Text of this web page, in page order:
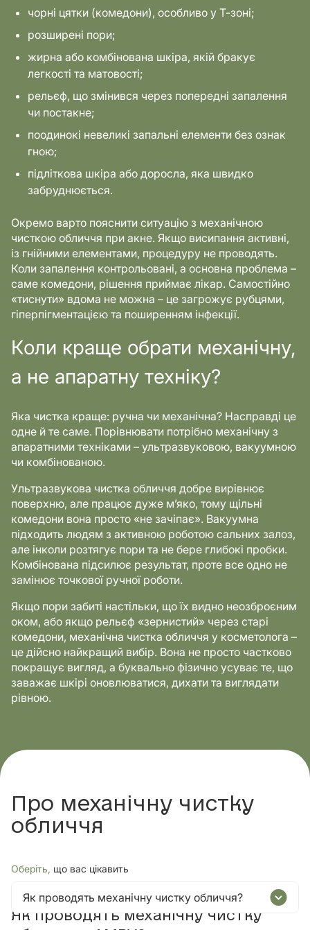
чорні цятки (комедони), особливо у Т-зоні;
розширені пори;
жирна або комбінована шкіра, якій бракує
легкості та матовості;
рельєф, що змінився через попередні запалення
чи постакне;
поодинокі невеликі запальні елементи без ознак
гною;
підліткова шкіра або доросла, яка швидко
забруднюється.
Окремо варто пояснити ситуацію з механічною
чисткою обличчя при акне. Якщо висипання активні,
із гнійними елементами, процедуру не проводять.
Коли запалення контрольовані, а основна проблема –
саме комедони, рішення приймає лікар. Самостійно
«тиснути» вдома не можна – це загрожує рубцями,
гіперпігментацією та поширенням інфекції.
Коли краще обрати механічну,
а не апаратну техніку?
Яка чистка краще: ручна чи механічна? Насправді це
одне й те саме. Порівнювати потрібно механічну з
апаратними техніками – ультразвуковою, вакуумною
чи комбінованою.
Ультразвукова чистка обличчя добре вирівнює
поверхню, але працює дуже м’яко, тому щільні
комедони вона просто «не зачіпає». Вакуумна
підходить людям з активною роботою сальних залоз,
але інколи розтягує пори та не бере глибокі пробки.
Комбінована підсилює результат, проте все одно не
замінює точкової ручної роботи.
Якщо пори забиті настільки, що їх видно неозброєним
оком, або якщо рельєф «зернистий» через старі
комедони, механічна чистка обличчя у косметолога –
це дійсно найкращий вибір. Вона не просто частково
покращує вигляд, а буквально фізично усуває те, що
заважає шкірі оновлюватися, дихати та виглядати
рівною.
Про механічну чистку
обличчя
Оберіть, що вас цікавить
Як проводять механічну чистку обличчя?
Як проводять механічну чистку